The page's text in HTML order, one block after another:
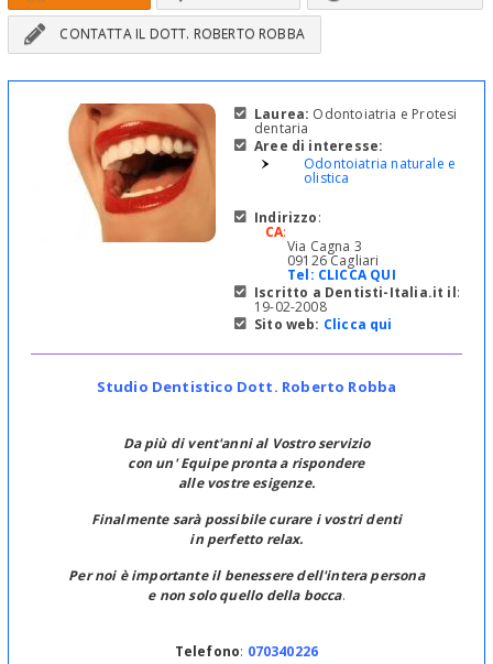
CONTATTA IL DOTT. ROBERTO ROBBA
Laurea: Odontoiatria e Protesi
dentaria
Aree di interesse:
Odontoiatria naturale e
olistica
Indirizzo:
CA:
Via Cagna 3
09126 Cagliari
Tel: CLICCA QUI
Iscritto a Dentisti-Italia.it il:
19-02-2008
Sito web: Clicca qui
Studio Dentistico Dott. Roberto Robba
Da più di vent'anni al Vostro servizio
con un' Equipe pronta a rispondere
alle vostre esigenze.
Finalmente sarà possibile curare i vostri denti
in perfetto relax.
Per noi è importante il benessere dell'intera persona
e non solo quello della bocca.
Telefono: 070340226